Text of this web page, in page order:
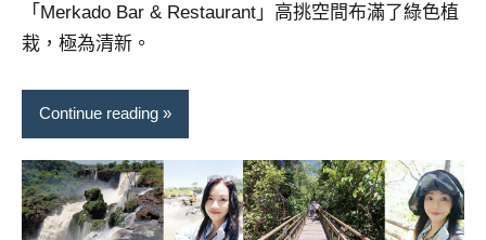
底、
外
持、
吳
哥
「Merkado Bar & Restaurant」高挑空間布滿了綠色植
栽，極為清新。
Continue reading